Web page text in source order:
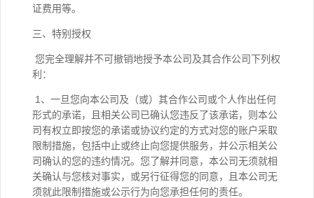
证费用等。
三、特别授权
您完全理解并不可撤销地授予本公司及其合作公司下列权
利：
1、一旦您向本公司及（或）其合作公司或个人作出任何
形式的承诺，且相关公司已确认您违反了该承诺，则本公
司有权立即按您的承诺或协议约定的方式对您的账户采取
限制措施，包括中止或终止向您提供服务，并公示相关公
司确认的您的违约情况。您了解并同意，本公司无须就相
关确认与您核对事实，或另行征得您的同意，且本公司无
须就此限制措施或公示行为向您承担任何的责任。